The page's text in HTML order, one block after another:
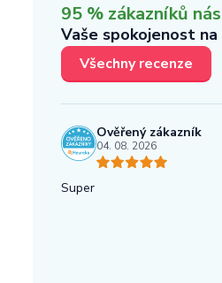
95 % zákazníků
Vaše spokojenost
Všechny recenze
Ověřený zákazník
04. 08. 2026
Super